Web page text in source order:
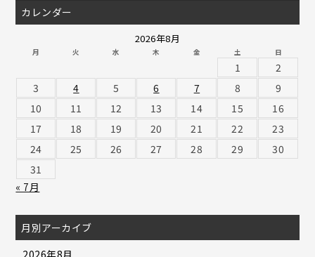
カレンダー
2026年8月
月 火 水 木 金 土 日
1
2
3
4 5 6 7 8
9
10
11 12 13 14 15
16
17
18 19 20 21 22
23
24
25 26 27 28 29
30
31
« 7月
月別アーカイブ
2026年8月